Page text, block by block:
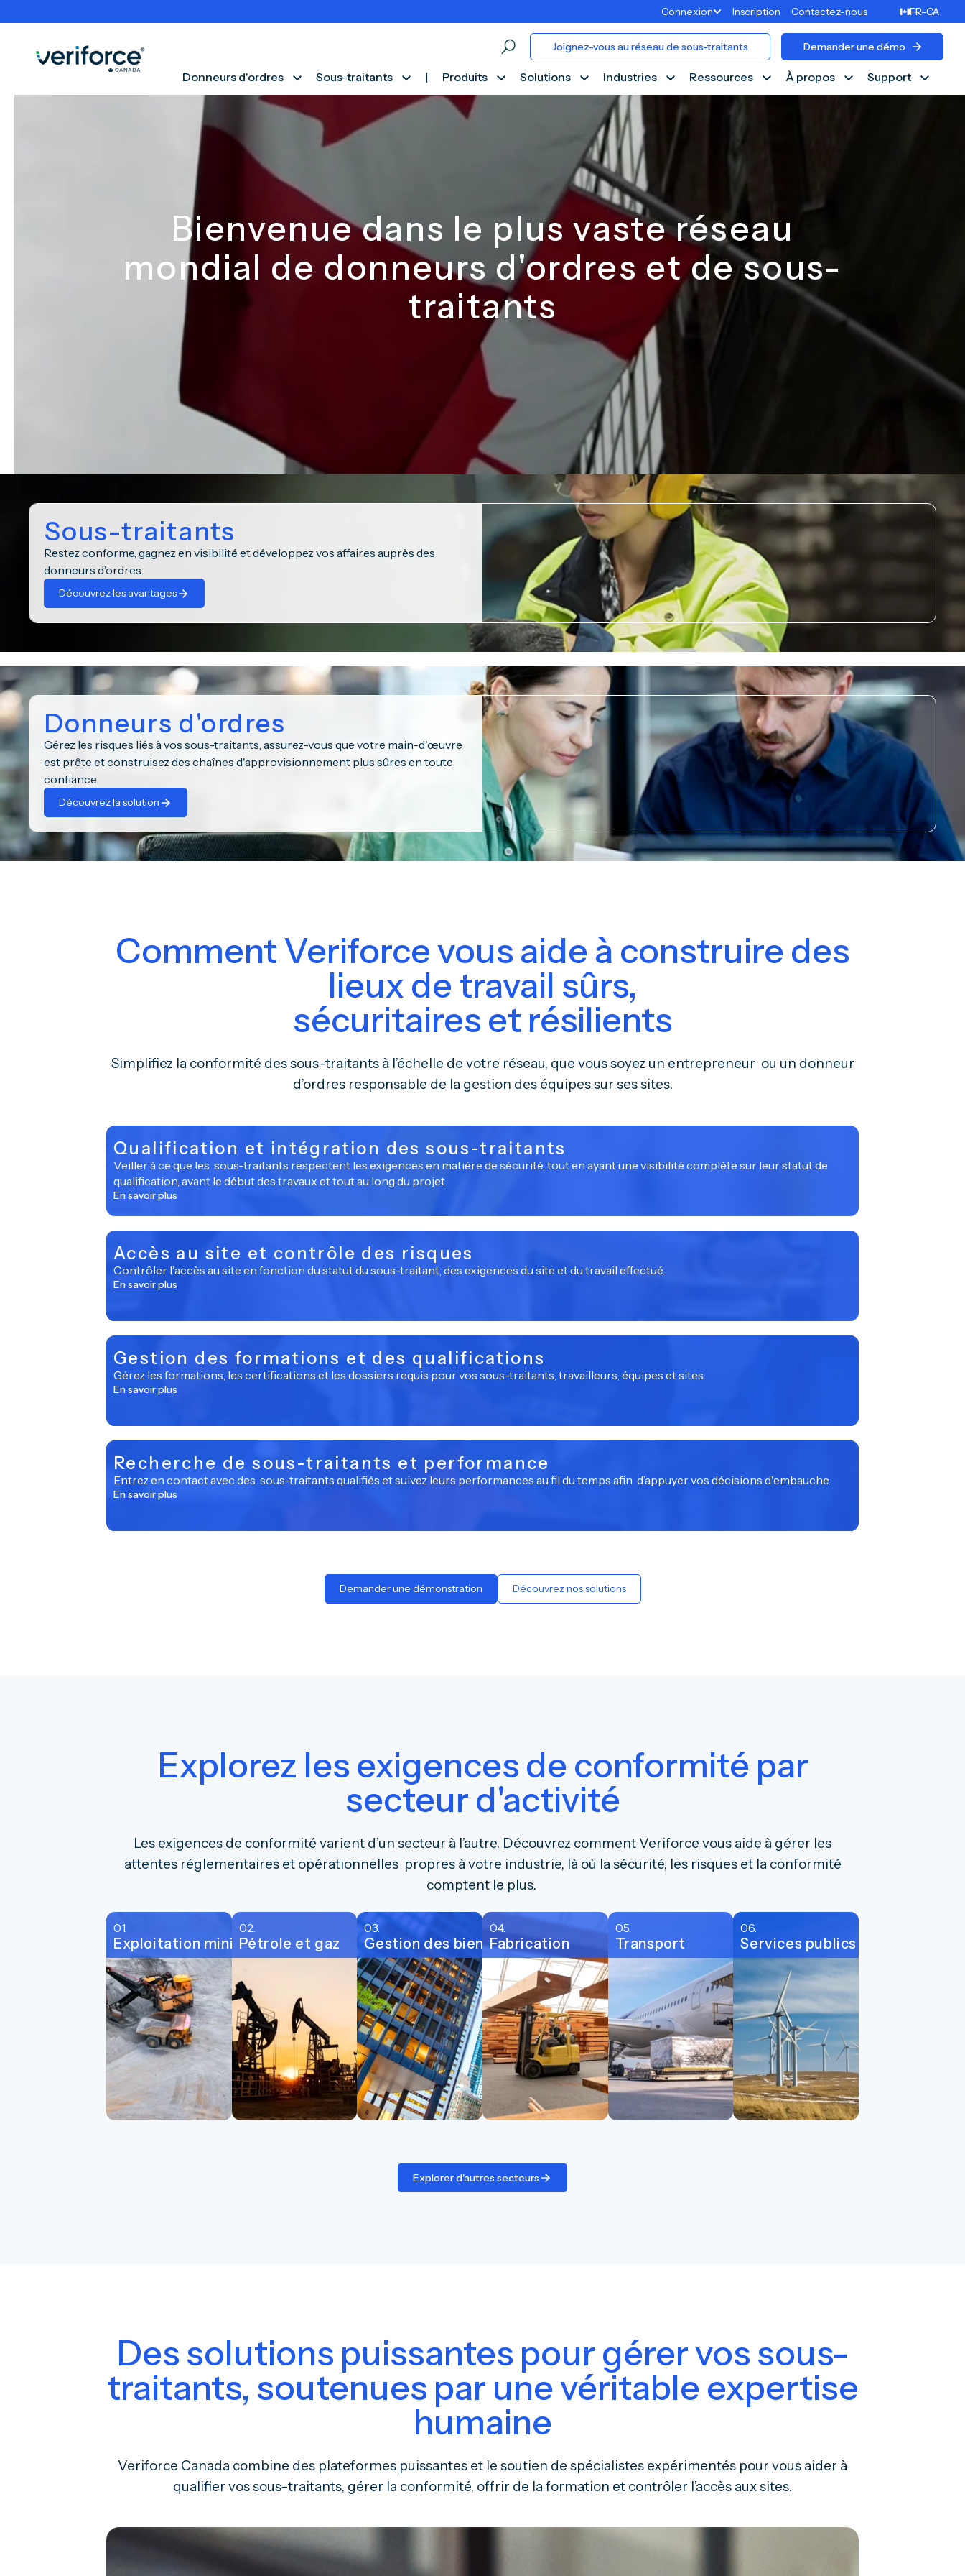
Connexion Inscription Contactez-nous FR-CA
Joignez-vous au réseau de sous-traitants Demander une démo
Donneurs d'ordres Sous-traitants | Produits Solutions Industries Ressources À propos Support
Bienvenue dans le plus vaste réseau
mondial de donneurs d'ordres et de sous-
traitants
Sous-traitants
Restez conforme, gagnez en visibilité et développez vos affaires auprès des
donneurs d’ordres.
Découvrez les avantages
Donneurs d'ordres
Gérez les risques liés à vos sous-traitants, assurez-vous que votre main-d'œuvre
est prête et construisez des chaînes d'approvisionnement plus sûres en toute
confiance.
Découvrez la solution
Comment Veriforce vous aide à construire des
lieux de travail sûrs,
sécuritaires et résilients
Simplifiez la conformité des sous-traitants à l’échelle de votre réseau, que vous soyez un entrepreneur ou un donneur
d’ordres responsable de la gestion des équipes sur ses sites.
Qualification et intégration des sous-traitants
Veiller à ce que les sous-traitants respectent les exigences en matière de sécurité, tout en ayant une visibilité complète sur leur statut de
qualification, avant le début des travaux et tout au long du projet.
En savoir plus
Accès au site et contrôle des risques
Contrôler l'accès au site en fonction du statut du sous-traitant, des exigences du site et du travail effectué.
En savoir plus
Gestion des formations et des qualifications
Gérez les formations, les certifications et les dossiers requis pour vos sous-traitants, travailleurs, équipes et sites.
En savoir plus
Recherche de sous-traitants et performance
Entrez en contact avec des sous-traitants qualifiés et suivez leurs performances au fil du temps afin d’appuyer vos décisions d'embauche.
En savoir plus
Demander une démonstration Découvrez nos solutions
Explorez les exigences de conformité par
secteur d'activité
Les exigences de conformité varient d’un secteur à l’autre. Découvrez comment Veriforce vous aide à gérer les
attentes réglementaires et opérationnelles propres à votre industrie, là où la sécurité, les risques et la conformité
comptent le plus.
01.
Exploitation minière
02.
Pétrole et gaz
03.
Gestion des biens et des installations
04.
Fabrication
05.
Transport
06.
Services publics
Explorer d'autres secteurs
Des solutions puissantes pour gérer vos sous-
traitants, soutenues par une véritable expertise
humaine
Veriforce Canada combine des plateformes puissantes et le soutien de spécialistes expérimentés pour vous aider à
qualifier vos sous-traitants, gérer la conformité, offrir de la formation et contrôler l’accès aux sites.